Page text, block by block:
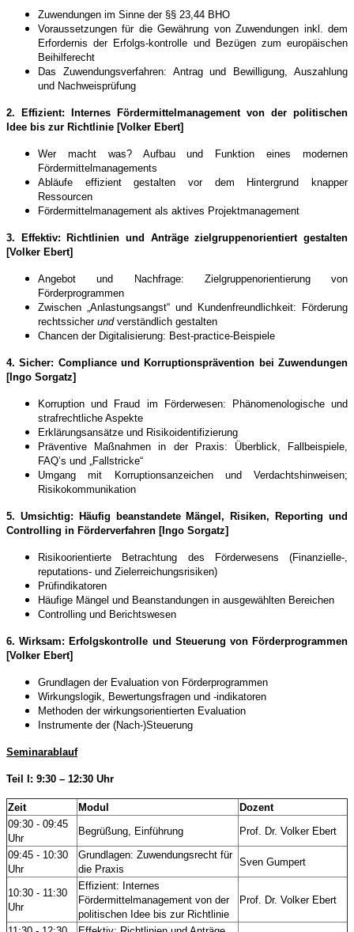
Zuwendungen im Sinne der §§ 23,44 BHO
Voraussetzungen für die Gewährung von Zuwendungen inkl. dem
Erfordernis der Erfolgs-kontrolle und Bezügen zum europäischen
Beihilferecht
Das Zuwendungsverfahren: Antrag und Bewilligung, Auszahlung
und Nachweisprüfung
2. Effizient: Internes Fördermittelmanagement von der politischen
Idee bis zur Richtlinie [Volker Ebert]
Wer macht was? Aufbau und Funktion eines modernen
Fördermittelmanagements
Abläufe effizient gestalten vor dem Hintergrund knapper
Ressourcen
Fördermittelmanagement als aktives Projektmanagement
3. Effektiv: Richtlinien und Anträge zielgruppenorientiert gestalten
[Volker Ebert]
Angebot und Nachfrage: Zielgruppenorientierung von
Förderprogrammen
Zwischen „Anlastungsangst“ und Kundenfreundlichkeit: Förderung
rechtssicher undverständlich gestalten
Chancen der Digitalisierung: Best-practice-Beispiele
4. Sicher: Compliance und Korruptionsprävention bei Zuwendungen
[Ingo Sorgatz]
Korruption und Fraud im Förderwesen: Phänomenologische und
strafrechtliche Aspekte
Erklärungsansätze und Risikoidentifizierung
Präventive Maßnahmen in der Praxis: Überblick, Fallbeispiele,
FAQ’s und „Fallstricke“
Umgang mit Korruptionsanzeichen und Verdachtshinweisen;
Risikokommunikation
5. Umsichtig: Häufig beanstandete Mängel, Risiken, Reporting und
Controlling in Förderverfahren [Ingo Sorgatz]
Risikoorientierte Betrachtung des Förderwesens (Finanzielle-,
reputations- und Zielerreichungsrisiken)
Prüfindikatoren
Häufige Mängel und Beanstandungen in ausgewählten Bereichen
Controlling und Berichtswesen
6. Wirksam: Erfolgskontrolle und Steuerung von Förderprogrammen
[Volker Ebert]
Grundlagen der Evaluation von Förderprogrammen
Wirkungslogik, Bewertungsfragen und -indikatoren
Methoden der wirkungsorientierten Evaluation
Instrumente der (Nach-)Steuerung
Seminarablauf
Teil I: 9:30 – 12:30 Uhr
Zeit Modul
Dozent
09:30 - 09:45
Uhr
Begrüßung, Einführung
Prof. Dr. Volker Ebert
09:45 - 10:30
Uhr
Grundlagen: Zuwendungsrecht für
die Praxis
Sven Gumpert
10:30 - 11:30
Uhr
Effizient: Internes
Fördermittelmanagement von der
politischen Idee bis zur Richtlinie
Prof. Dr. Volker Ebert